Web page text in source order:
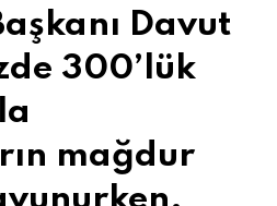
Davut
300’lük
mağdur